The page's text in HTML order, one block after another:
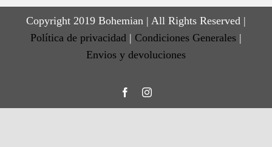
Copyright 2019 Bohemian | All Rights Reserved |
Política de privacidad | Condiciones Generales |
Envios y devoluciones
FacebookInstagram